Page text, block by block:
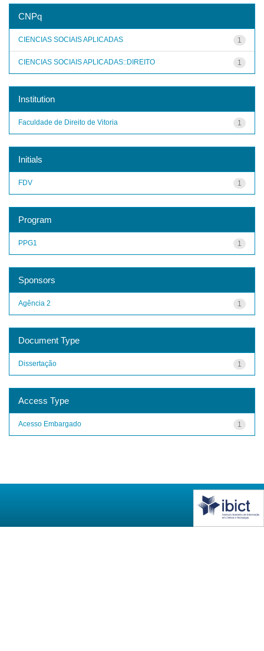
CNPq
1
CIENCIAS SOCIAIS APLICADAS
1
CIENCIAS SOCIAIS APLICADAS::DIREITO
Institution
1
Faculdade de Direito de Vitoria
Initials
1
FDV
Program
1
PPG1
Sponsors
1
Agência 2
Document Type
1
Dissertação
Access Type
1
Acesso Embargado